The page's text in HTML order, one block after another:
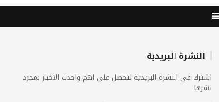
النشرة البريدية
فى النشرة البريدية لتحصل على اهم واحدث الاخبار بمجرد